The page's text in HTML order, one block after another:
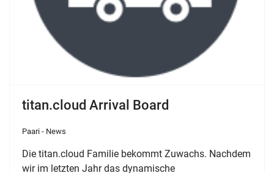
titan.cloud Arrival Board
Paari - News
Die titan.cloud Familie bekommt Zuwachs. Nachdem
wir im letzten Jahr das dynamische